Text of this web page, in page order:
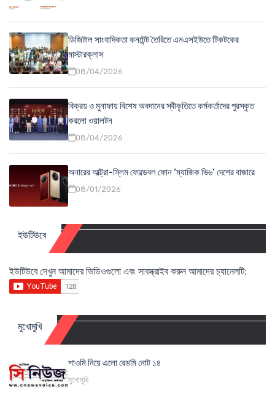
ডিজিটাল সাংবাদিকতা কনটেন্ট তৈরিতে এনএসইউতে টিকটকের
মাস্টারক্লাস
08/04/2026
বিক্রয় ও মুনাফায় বিশেষ অবদানের স্বীকৃতিতে কর্মকর্তাদের পুরস্কৃত
করলো ওয়ালটন
08/04/2026
অনারের আল্ট্রা-স্লিম ফোল্ডেবল ফোন ‘ম্যাজিক ভি৬’ দেশের বাজারে
08/01/2026
ইউটিউবে
ইউটিউবে দেখুন আমাদের ভিডিওগুলো এবং সাবস্ক্রাইব করুন আমাদের চ্যানেলটি:
মুখোমুখি
শাওমি নিয়ে এলো রেডমি নোট ১৪
মুখোমুখি